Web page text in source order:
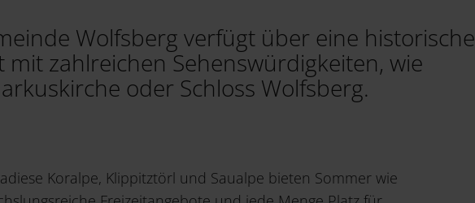
Wolfsberg verfügt über eine historische
mit zahlreichen Sehenswürdigkeiten, wie
oder Schloss Wolfsberg.
Koralpe, Klippitztörl und Saualpe bieten Sommer wie